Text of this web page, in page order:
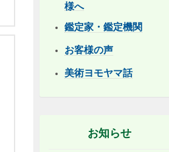
様へ
鑑定家・鑑定機関
お客様の声
美術ヨモヤマ話
お知らせ